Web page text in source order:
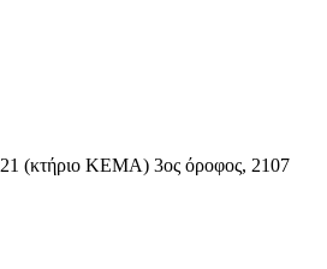
(κτήριο ΚΕΜΑ) 3ος όροφος, 2107